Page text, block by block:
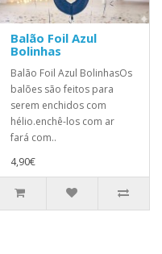
Balão Foil Azul
Bolinhas
Balão Foil Azul BolinhasOs
balões são feitos para
serem enchidos com
hélio.enchê-los com ar
fará com..
4,90€